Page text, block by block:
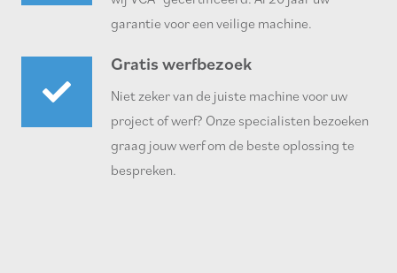
garantie voor een veilige machine.
Gratis werfbezoek
Niet zeker van de juiste machine voor uw
project of werf? Onze specialisten bezoeken
graag jouw werf om de beste oplossing te
bespreken.